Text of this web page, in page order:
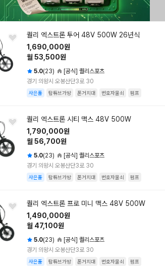
퀄리 엑스트론 투어 48V 500W 26년식
1,690,000원
월 53,500원
5.0(23)
[공식] 퀄리스포츠
경기 의왕시 오봉산단3로 30
사은품 탑튜브가방 폰거치대 번호자물쇠 펌프
퀄리 엑스트론 시티 맥스 48V 500W
1,790,000원
월 56,700원
5.0(23)
[공식] 퀄리스포츠
경기 의왕시 오봉산단3로 30
사은품 탑튜브가방 폰거치대 번호자물쇠 펌프
퀄리 엑스트론 프로 미니 맥스 48V 500W
1,490,000원
월 47,100원
5.0(23)
[공식] 퀄리스포츠
경기 의왕시 오봉산단3로 30
사은품 탑튜브가방 폰거치대 번호자물쇠 펌프